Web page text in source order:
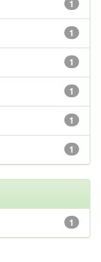
1
1
1
1
1
1
1